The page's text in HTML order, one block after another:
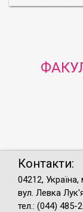
Контакти:
04212, Україна,
вул. Левка
тел.: (044) 485-